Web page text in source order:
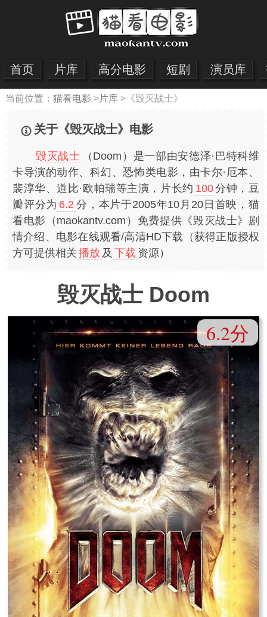
首页 片库 高分电影 短剧 演员库
当前位置： 猫看电影 >片库>《毁灭战士》
关于《毁灭战士》电影
毁灭战士
（Doom）是一部由安德泽·巴特科维
卡导演的动作、科幻、恐怖类电影，由卡尔·厄本、
裴淳华、道比·欧帕瑞等主演，片长约 100分钟，豆
瓣评分为 6.2 分，本片于2005年10月20日首映，猫
看电影（maokantv.com）免费提供《毁灭战士》剧
情介绍、电影在线观看/高清HD下载（获得正版授权
方可提供相关 播放 及 下载 资源）
毁灭战士 Doom
6.2分